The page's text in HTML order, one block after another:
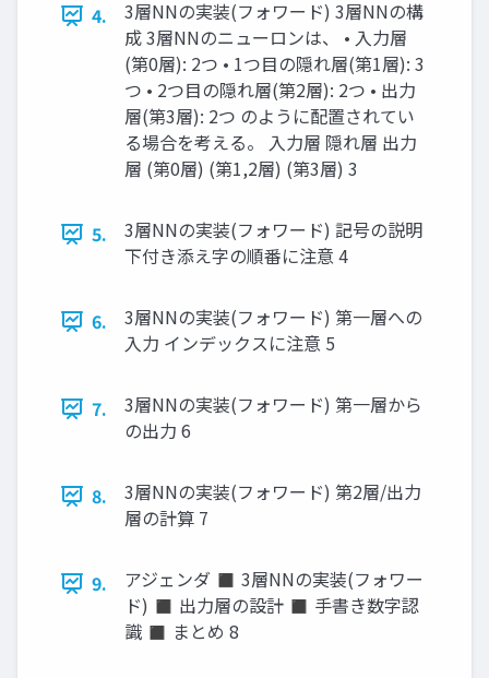
4.
3層NNの実装(フォワード) 3層NNの構
成 3層NNのニューロンは、 • 入力層
(第0層): 2つ • 1つ目の隠れ層(第1層): 3
つ • 2つ目の隠れ層(第2層): 2つ • 出力
層(第3層): 2つ のように配置されてい
る場合を考える。 入力層 隠れ層 出力
層 (第0層) (第1,2層) (第3層) 3
5.
3層NNの実装(フォワード) 記号の説明
下付き添え字の順番に注意 4
6.
3層NNの実装(フォワード) 第一層への
入力 インデックスに注意 5
7.
3層NNの実装(フォワード) 第一層から
の出力 6
8.
3層NNの実装(フォワード) 第2層/出力
層の計算 7
9.
アジェンダ ◼ 3層NNの実装(フォワー
ド) ◼ 出力層の設計 ◼ 手書き数字認
識 ◼ まとめ 8